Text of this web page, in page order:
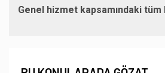
Genel hizmet kapsamındaki